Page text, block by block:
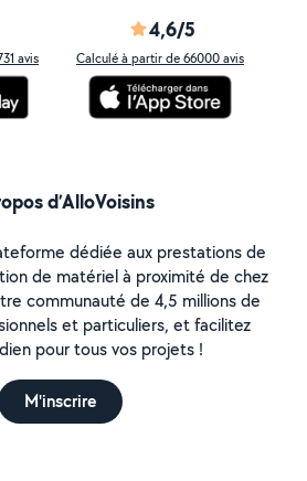
avis
4,6/5
Calculé à partir de 66000 avis
d’AlloVoisins
dédiée aux prestations de
de matériel à proximité de chez
communauté de 4,5 millions de
et particuliers, et facilitez
pour tous vos projets !
M'inscrire